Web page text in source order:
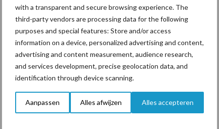
with a transparent and secure browsing experience. The
third-party vendors are processing data for the following
purposes and special features: Store and/or access
information on a device, personalized advertising and content,
advertising and content measurement, audience research,
and services development, precise geolocation data, and
identification through device scanning.
Aanpassen Alles afwijzen Alles accepteren
Primaire
Sidebar
Recent nieuws Partner nieuws
6 aug
ForFarmers ziet volume en
marktaandeel groeien in krimpende
Nederlandse markt
Tien praktische tips voor een